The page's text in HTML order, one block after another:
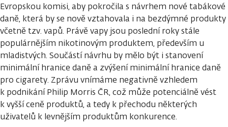
Evropskou komisi, aby pokročila s návrhem nové tabákové
daně, která by se nově vztahovala i na bezdýmné produkty
včetně tzv. vapů. Právě vapy jsou poslední roky stále
populárnějším nikotinovým produktem, především u
mladistvých. Součástí návrhu by mělo být i stanovení
minimální hranice daně a zvýšení minimální hranice daně
pro cigarety. Zprávu vnímáme negativně vzhledem
k podnikání Philip Morris ČR, což může potenciálně vést
k vyšší ceně produktů, a tedy k přechodu některých
uživatelů k levnějším produktům konkurence.